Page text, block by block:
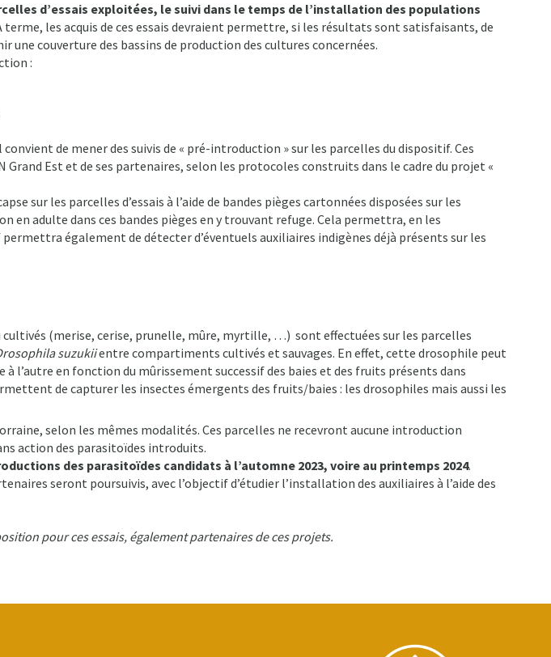
d’essais exploitées, le suivi dans le temps de l’installation des populations
terme, les acquis de ces essais devraient permettre, si les résultats sont satisfaisants, de
couverture des bassins de production des cultures concernées.
:
de mener des suivis de « pré-introduction » sur les parcelles du dispositif. Ces
Est et de ses partenaires, selon les protocoles construits dans le cadre du projet «
sur les parcelles d’essais à l’aide de bandes pièges cartonnées disposées sur les
adulte dans ces bandes pièges en y trouvant refuge. Cela permettra, en les
également de détecter d’éventuels auxiliaires indigènes déjà présents sur les
cultivés (merise, cerise, prunelle, mûre, myrtille, …) sont effectuées sur les parcelles
suzukiientre compartiments cultivés et sauvages. En effet, cette drosophile peut
l’autre en fonction du mûrissement successif des baies et des fruits présents dans
de capturer les insectes émergents des fruits/baies : les drosophiles mais aussi les
selon les mêmes modalités. Ces parcelles ne recevront aucune introduction
action des parasitoïdes introduits.
des parasitoïdes candidats à l’automne 2023, voire au printemps 2024.
seront poursuivis, avec l’objectif d’étudier l’installation des auxiliaires à l’aide des
pour ces essais, également partenaires de ces projets.